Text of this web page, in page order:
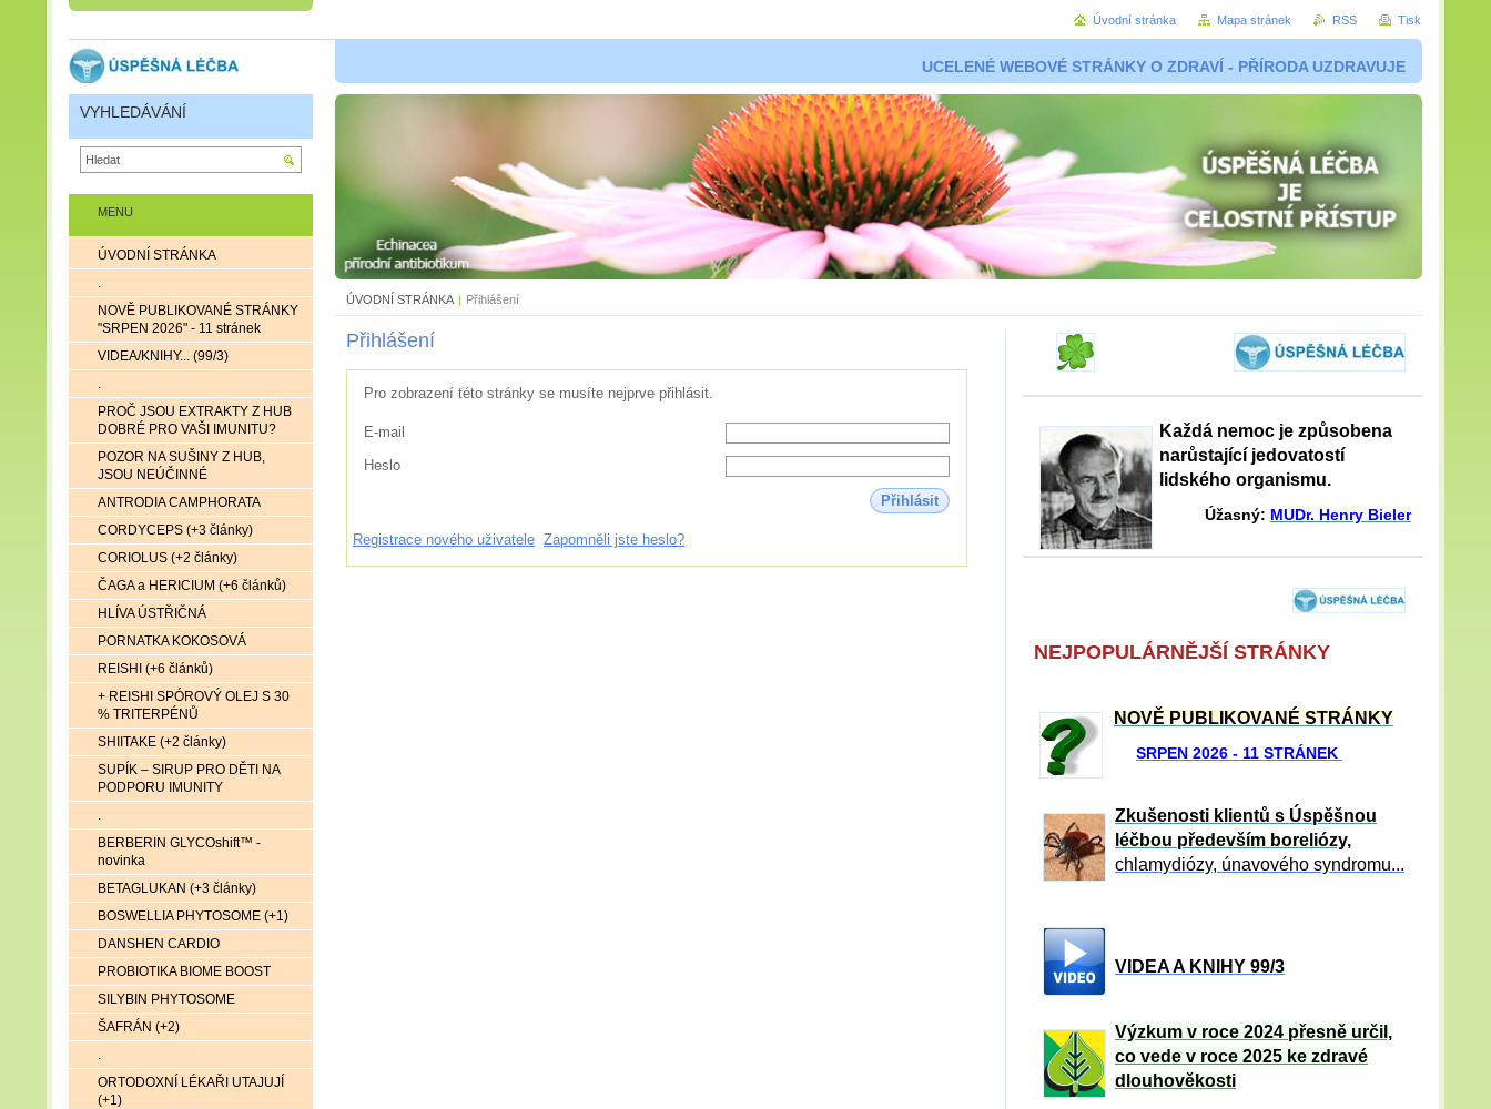
UCELENÉ WEBOVÉ STRÁNKY O ZDRAVÍ - PŘÍRODA UZDRAVUJE
ÚVODNÍ STRÁNKA | Přihlášení
Přihlášení
Pro zobrazení této stránky se musíte nejprve přihlásit.
E-mail
Heslo
Přihlásit
Registrace nového uživatele Zapomněli jste heslo?
Každá nemoc je způsobena
narůstající jedovatostí
lidského organismu.
Úžasný: MUDr. Henry Bieler
NEJPOPULÁRNĚJŠÍ STRÁNKY
NOVĚ PUBLIKOVANÉ STRÁNKY
SRPEN 2026 - 11 STRÁNEK
Zkušenosti klientů s Úspěšnou
léčbou především boreliózy,
chlamydiózy, únavového syndromu...
VIDEA A KNIHY 99/3
Výzkum v roce 2024 přesně určil,
co vede v roce 2025 ke zdravé
dlouhověkosti
MENU
ÚVODNÍ STRÁNKA
.
NOVĚ PUBLIKOVANÉ STRÁNKY
"SRPEN 2026" - 11 stránek
VIDEA/KNIHY... (99/3)
.
PROČ JSOU EXTRAKTY Z HUB
DOBRÉ PRO VAŠI IMUNITU?
POZOR NA SUŠINY Z HUB,
JSOU NEÚČINNÉ
ANTRODIA CAMPHORATA
CORDYCEPS (+3 články)
CORIOLUS (+2 články)
ČAGA a HERICIUM (+6 článků)
HLÍVA ÚSTŘIČNÁ
PORNATKA KOKOSOVÁ
REISHI (+6 článků)
+ REISHI SPÓROVÝ OLEJ S 30
% TRITERPÉNŮ
SHIITAKE (+2 články)
SUPÍK – SIRUP PRO DĚTI NA
PODPORU IMUNITY
.
BERBERIN GLYCOshift™ -
novinka
BETAGLUKAN (+3 články)
BOSWELLIA PHYTOSOME (+1)
DANSHEN CARDIO
PROBIOTIKA BIOME BOOST
SILYBIN PHYTOSOME
ŠAFRÁN (+2)
.
ORTODOXNÍ LÉKAŘI UTAJUJÍ
(+1)
VYHLEDÁVÁNÍ
Úvodní stránka Mapa stránek RSS Tisk